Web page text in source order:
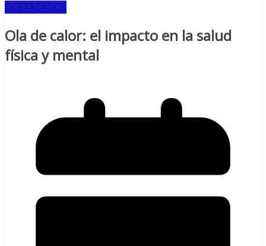
DESTACADOS
Ola de calor: el impacto en la salud
física y mental